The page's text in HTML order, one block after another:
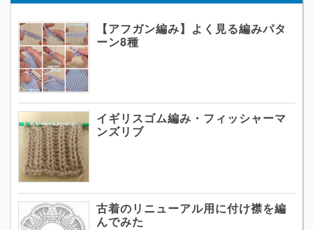
【アフガン編み】よく見る編みパタ
ーン8種
イギリスゴム編み・フィッシャーマ
ンズリブ
古着のリニューアル用に付け襟を編
んでみた